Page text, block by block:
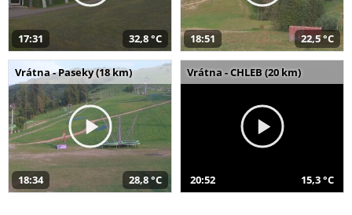
17:31 32,8 °C 18:51 22,5 °C
Vrátna - Paseky (18 km)
18:34 28,8 °C
Vrátna - CHLEB (20 km)
20:52 15,3 °C